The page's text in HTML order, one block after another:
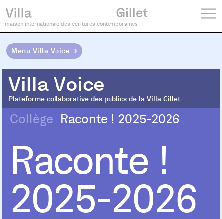
maison internationale des écritures contemporaines
Menu Villa Voice →
Villa Voice
Plateforme collaborative des publics de la Villa Gillet
Villa Voice
Collège Raconte ! 2025-2026
Raconte !
2025-2026